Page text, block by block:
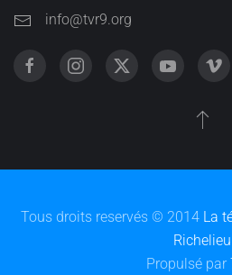
info@tvr9.org
Tous droits reservés © 2014 La
Richelieu
Propulsé par